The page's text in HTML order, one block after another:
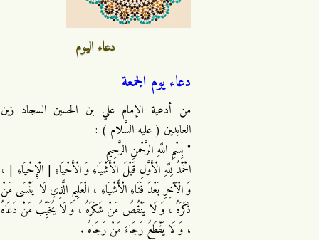
دعاء اليوم
دعاء يوم الجمعة
من أدعية الإمام علي بن الحسين السجاد زين
العابدين ( عليه السَّلام ) :
" بِسْمِ اللَّهِ الرَّحْمنِ الرَّحِيمِ
الْحَمْدُ لِلَّهِ الْأَوَّلِ قَبْلَ الْأَشْيَاءِ وَ الْأَحْيَاءِ [ الْإِحْيَاءِ ] ،
وَ الْآخِرِ بَعْدَ فَنَاءِ الْأَشْيَاءِ ، الْعَلِيمِ الَّذِي لَا يَنْسَى مَنْ
ذَكَرَهُ ، وَ لَا يَنْقُصُ مَنْ شَكَرَهُ ، وَ لَا يُخَيِّبُ مَنْ دَعَاهُ
، وَ لَا يَقْطَعُ رَجَاءَ مَنْ رَجَاهُ .